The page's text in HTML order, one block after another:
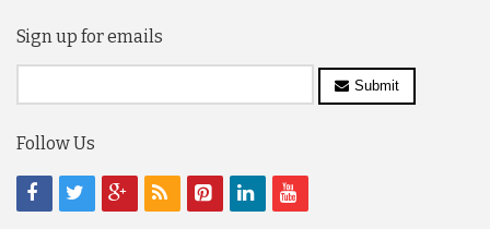
Sign up for emails
Submit
Follow Us